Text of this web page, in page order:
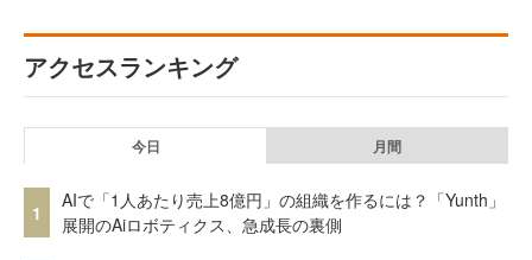
アクセスランキング
今日 月間
1
AIで「1人あたり売上8億円」の組織を作るには？「Yunth」
展開のAiロボティクス、急成長の裏側